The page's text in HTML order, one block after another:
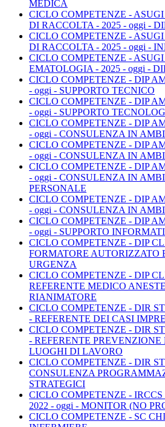
MEDICA
CICLO COMPETENZE -
DI RACCOLTA - 2025 - oggi -
CICLO COMPETENZE -
DI RACCOLTA - 2025 - oggi -
CICLO COMPETENZE -
EMATOLOGIA - 2025 - oggi -
CICLO COMPETENZE - DIP
- oggi - SUPPORTO TECNICO
CICLO COMPETENZE - DIP
- oggi - SUPPORTO
CICLO COMPETENZE - DIP
- oggi - CONSULENZA IN
CICLO COMPETENZE - DIP
- oggi - CONSULENZA IN
CICLO COMPETENZE - DIP
- oggi - CONSULENZA IN
PERSONALE
CICLO COMPETENZE - DIP
- oggi - CONSULENZA IN
CICLO COMPETENZE - DIP
- oggi - SUPPORTO
CICLO COMPETENZE - DIP
FORMATORE AUTORIZZATO
URGENZA
CICLO COMPETENZE - DIP
REFERENTE MEDICO
RIANIMATORE
CICLO COMPETENZE - DIR
- REFERENTE DEI CASI
CICLO COMPETENZE - DIR
- REFERENTE PREVENZIONE
LUOGHI DI LAVORO
CICLO COMPETENZE - DIR
CONSULENZA
STRATEGICI
CICLO COMPETENZE -
2022 - oggi - MONITOR (NO
CICLO COMPETENZE - SC